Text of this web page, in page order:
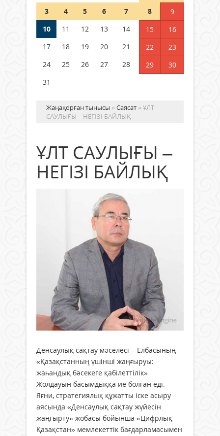
Шетелде жүрген Қазақстан
азаматтары қалай дауыс бере
05 тамыз 2026 ж.
3
4 5 6 7 8
9
10
11 12 13 14 15
16
17
18 19 20 21 22
23
24
25 26 27 28 29
30
31
Жаңақорған тынысы »Саясат » ҰЛТ
САУЛЫҒЫ – НЕГІЗІ БАЙЛЫҚ
ҰЛТ САУЛЫҒЫ –
НЕГІЗІ БАЙЛЫҚ
Денсаулық сақтау мәселесі – Елбасының
«Қазақстанның үшінші жаңғыруы:
жаһандық бәсекеге қабілеттілік»
Жолдауын басымдыққа ие болған еді.
Яғни, стратегиялық құжатты іске асыру
аясында «Денсаулық сақтау жүйесін
жаңғырту» жобасы бойынша «Цифрлық
Қазақстан» мемлекеттік бағдарламасымен